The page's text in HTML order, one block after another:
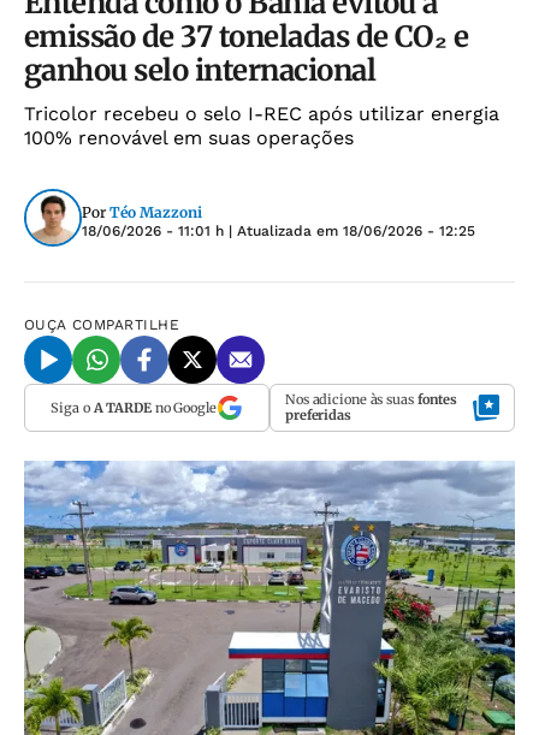
emissão de 37 toneladas de CO₂ e
ganhou selo internacional
Tricolor recebeu o selo I-REC após utilizar energia
100% renovável em suas operações
Por Téo Mazzoni
18/06/2026 - 11:01 h | Atualizada em 18/06/2026 - 12:25
OUÇA COMPARTILHE
Siga o A TARDEno Google Nos adicione às suas fontes
preferidas